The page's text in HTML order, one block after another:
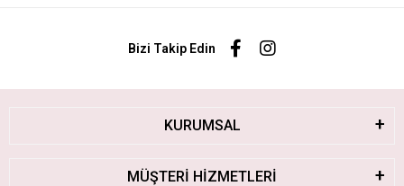
Bizi Takip Edin
KURUMSAL
MÜŞTERİ HİZMETLERİ